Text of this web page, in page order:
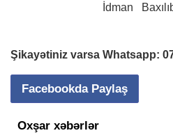
İdman
Şikayətiniz varsa Whatsapp:
Facebookda Paylaş
Oxşar xəbərlər